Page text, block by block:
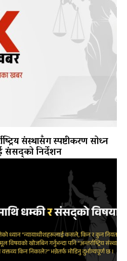
संस्थासँग स्पष्टीकरण सोध्न
संसद्को निर्देशन